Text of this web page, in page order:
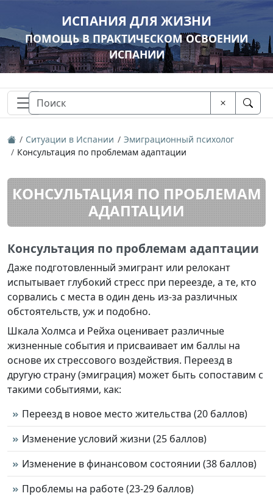
ИСПАНИЯ ДЛЯ ЖИЗНИ
ПОМОЩЬ В ПРАКТИЧЕСКОМ ОСВОЕНИИ
ИСПАНИИ
Ситуации в Испании
Эмиграционный психолог
Консультация по проблемам адаптации
КОНСУЛЬТАЦИЯ ПО ПРОБЛЕМАМ
АДАПТАЦИИ
Консультация по проблемам адаптации
Даже подготовленный эмигрант или релокант
испытывает глубокий стресс при переезде, а те, кто
сорвались с места в один день из-за различных
обстоятельств, уж и подобно.
Шкала Холмса и Рейха оценивает различные
жизненные события и присваивает им баллы на
основе их стрессового воздействия. Переезд в
другую страну (эмиграция) может быть сопоставим с
такими событиями, как:
Переезд в новое место жительства (20 баллов)
Изменение условий жизни (25 баллов)
Изменение в финансовом состоянии (38 баллов)
Проблемы на работе (23-29 баллов)